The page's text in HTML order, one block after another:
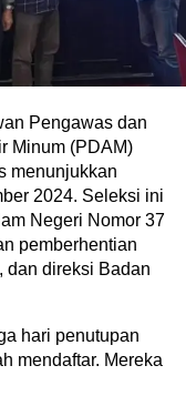
Pengawas dan
Minum (PDAM)
menunjukkan
2024. Seleksi ini
Negeri Nomor 37
pemberhentian
dan direksi Badan
hari penutupan
mendaftar. Mereka